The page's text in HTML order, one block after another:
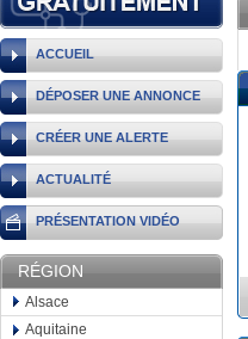
ACCUEIL
DÉPOSER UNE ANNONCE
CRÉER UNE ALERTE
ACTUALITÉ
PRÉSENTATION VIDÉO
RÉGION
Alsace
Aquitaine